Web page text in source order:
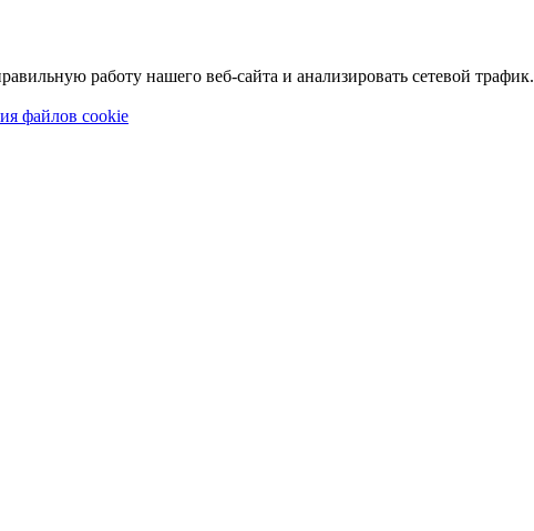
работу нашего веб-сайта и анализировать сетевой трафик.
файлов cookie